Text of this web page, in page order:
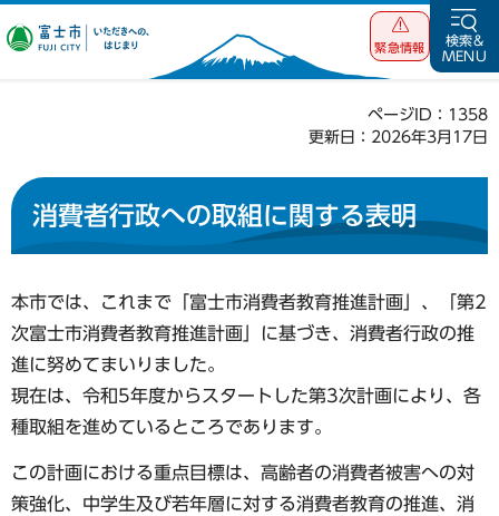
富士市 いただ
緊急情報
検索&
MENU
ページID：1358
更新日：2026年3月17日
消費者行政への取組に関する表明
本市では、これまで「富士市消費者教育推進計画」、「第2
次富士市消費者教育推進計画」に基づき、消費者行政の推
進に努めてまいりました。
現在は、令和5年度からスタートした第3次計画により、各
種取組を進めているところであります。
この計画における重点目標は、高齢者の消費者被害への対
策強化、中学生及び若年層に対する消費者教育の推進、消